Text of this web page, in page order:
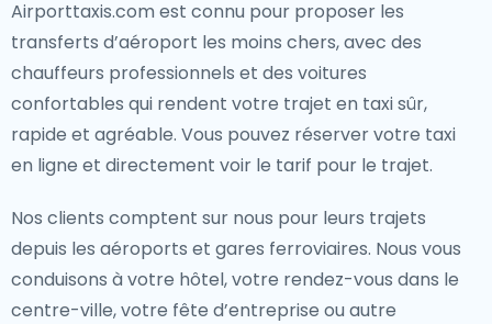
Airporttaxis.com est connu pour proposer les
transferts d’aéroport les moins chers, avec des
chauffeurs professionnels et des voitures
confortables qui rendent votre trajet en taxi sûr,
rapide et agréable. Vous pouvez réserver votre taxi
en ligne et directement voir le tarif pour le trajet.
Nos clients comptent sur nous pour leurs trajets
depuis les aéroports et gares ferroviaires. Nous vous
conduisons à votre hôtel, votre rendez-vous dans le
centre-ville, votre fête d’entreprise ou autre